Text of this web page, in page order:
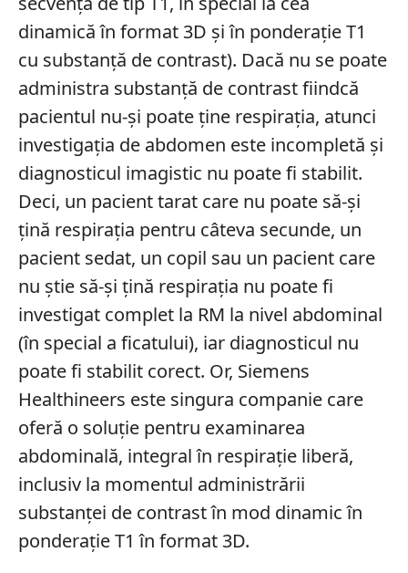
dinamică în format 3D și în ponderație T1
cu substanță de contrast). Dacă nu se poate
administra substanță de contrast fiindcă
pacientul nu-și poate ține respirația, atunci
investigația de abdomen este incompletă și
diagnosticul imagistic nu poate fi stabilit.
Deci, un pacient tarat care nu poate să-și
țină respirația pentru câteva secunde, un
pacient sedat, un copil sau un pacient care
nu știe să-și țină respirația nu poate fi
investigat complet la RM la nivel abdominal
(în special a ficatului), iar diagnosticul nu
poate fi stabilit corect. Or, Siemens
Healthineers este singura companie care
oferă o soluție pentru examinarea
abdominală, integral în respirație liberă,
inclusiv la momentul administrării
substanței de contrast în mod dinamic în
ponderație T1 în format 3D.